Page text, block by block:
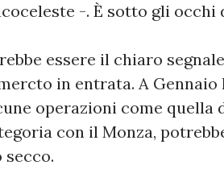
-. È sotto gli
essere il chiaro
in entrata. A
operazioni come quella
con il Monza,